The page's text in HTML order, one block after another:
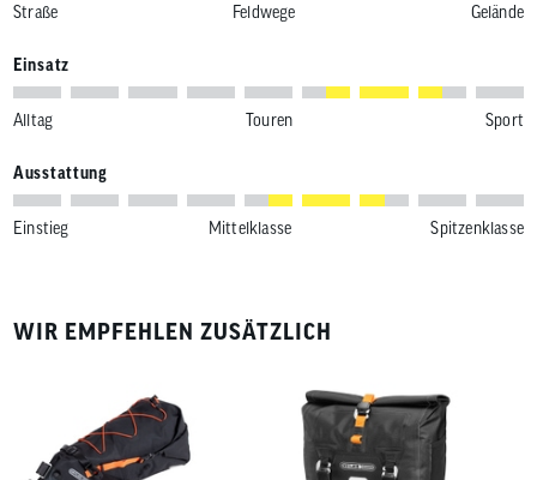
Straße Feldwege Gelände
Einsatz
Alltag Touren Sport
Ausstattung
Einstieg Mittelklasse Spitzenklasse
WIR EMPFEHLEN ZUSÄTZLICH